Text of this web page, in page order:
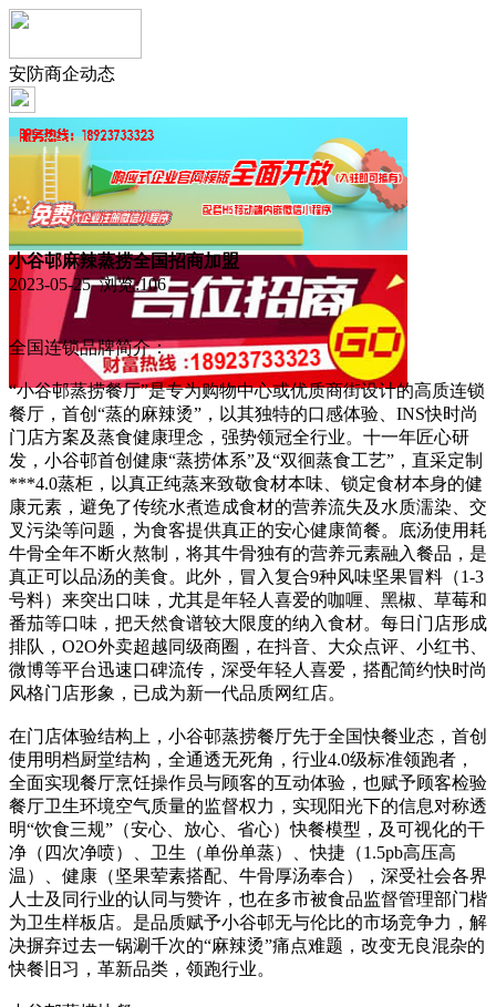
安防商企动态
小谷邨麻辣蒸捞全国招商加盟
2023-05-25 浏览:106
全国连锁品牌简介：
“小谷邨蒸捞餐厅”是专为购物中心或优质商街设计的高质连锁
餐厅，首创“蒸的麻辣烫”，以其独特的口感体验、INS快时尚
门店方案及蒸食健康理念，强势领冠全行业。十一年匠心研
发，小谷邨首创健康“蒸捞体系”及“双徊蒸食工艺”，直采定制
***4.0蒸柜，以真正纯蒸来致敬食材本味、锁定食材本身的健
康元素，避免了传统水煮造成食材的营养流失及水质濡染、交
叉污染等问题，为食客提供真正的安心健康简餐。底汤使用耗
牛骨全年不断火熬制，将其牛骨独有的营养元素融入餐品，是
真正可以品汤的美食。此外，冒入复合9种风味坚果冒料（1-3
号料）来突出口味，尤其是年轻人喜爱的咖喱、黑椒、草莓和
番茄等口味，把天然食谱较大限度的纳入食材。每日门店形成
排队，O2O外卖超越同级商圈，在抖音、大众点评、小红书、
微博等平台迅速口碑流传，深受年轻人喜爱，搭配简约快时尚
风格门店形象，已成为新一代品质网红店。
在门店体验结构上，小谷邨蒸捞餐厅先于全国快餐业态，首创
使用明档厨堂结构，全通透无死角，行业4.0级标准领跑者，
全面实现餐厅烹饪操作员与顾客的互动体验，也赋予顾客检验
餐厅卫生环境空气质量的监督权力，实现阳光下的信息对称透
明“饮食三规”（安心、放心、省心）快餐模型，及可视化的干
净（四次净喷）、卫生（单份单蒸）、快捷（1.5pb高压高
温）、健康（坚果荤素搭配、牛骨厚汤奉合），深受社会各界
人士及同行业的认同与赞许，也在多市被食品监督管理部门楷
为卫生样板店。是品质赋予小谷邨无与伦比的市场竞争力，解
决摒弃过去一锅涮千次的“麻辣烫”痛点难题，改变无良混杂的
快餐旧习，革新品类，领跑行业。